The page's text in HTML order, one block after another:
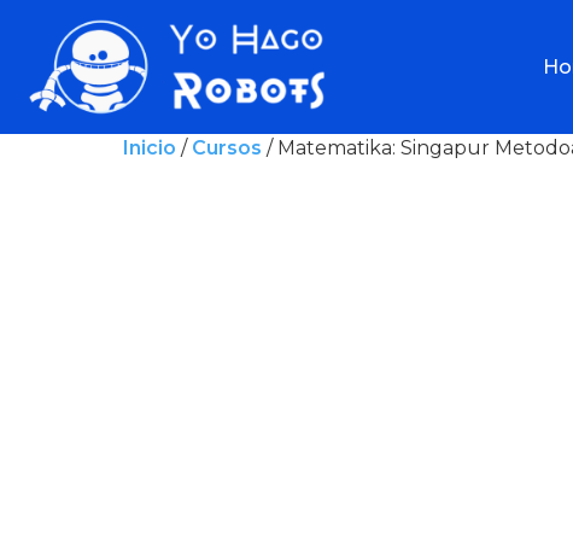
Inicio / Cursos / Matematika: Singapur